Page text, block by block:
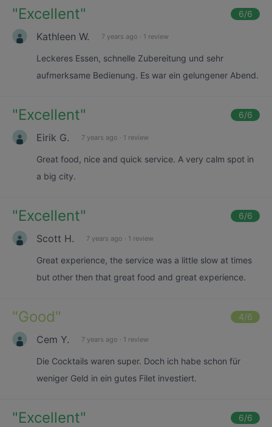
"Excellent" 6/6
Kathleen W. 7 years ago · 1 review
Leckeres Essen, schnelle Zubereitung und sehr
aufmerksame Bedienung. Es war ein gelungener Abend.
"Excellent" 6/6
Eirik G. 7 years ago · 1 review
Great food, nice and quick service. A very calm spot in
a big city.
"Excellent" 6/6
Scott H. 7 years ago · 1 review
Great experience, the service was a little slow at times
but other then that great food and great experience.
"Good" 4/6
Cem Y. 7 years ago · 1 review
Die Cocktails waren super. Doch ich habe schon für
weniger Geld in ein gutes Filet investiert.
"Excellent" 6/6